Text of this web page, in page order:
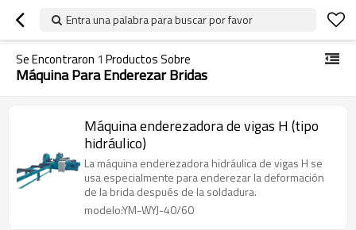
Entra una palabra para buscar por favor
Se Encontraron 1 Productos Sobre
Máquina Para Enderezar Bridas
Máquina enderezadora de vigas H (tipo
hidráulico)
La máquina enderezadora hidráulica de vigas H se
usa especialmente para enderezar la deformación
de la brida después de la soldadura.
modelo:YM-WYJ-40/60